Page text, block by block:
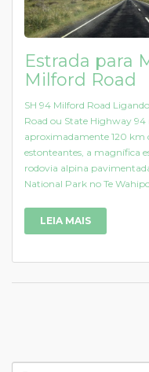
Estrada para
Milford Road
SH 94 Milford Road
Road ou State Highway
aproximadamente 120 km
estonteantes, a magnífica
rodovia alpina
National Park no Te
LEIA MAIS